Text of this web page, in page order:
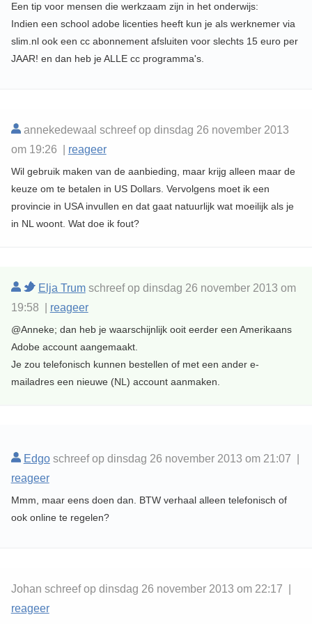
Een tip voor mensen die werkzaam zijn in het onderwijs:
Indien een school adobe licenties heeft kun je als werknemer via
slim.nl ook een cc abonnement afsluiten voor slechts 15 euro per
JAAR! en dan heb je ALLE cc programma's.
annekedewaal schreef op dinsdag 26 november 2013
om 19:26 | reageer
Wil gebruik maken van de aanbieding, maar krijg alleen maar de
keuze om te betalen in US Dollars. Vervolgens moet ik een
provincie in USA invullen en dat gaat natuurlijk wat moeilijk als je
in NL woont. Wat doe ik fout?
Elja Trumschreef op dinsdag 26 november 2013 om
19:58 | reageer
@Anneke; dan heb je waarschijnlijk ooit eerder een Amerikaans
Adobe account aangemaakt.
Je zou telefonisch kunnen bestellen of met een ander e-
mailadres een nieuwe (NL) account aanmaken.
Edgoschreef op dinsdag 26 november 2013 om 21:07 |
reageer
Mmm, maar eens doen dan. BTW verhaal alleen telefonisch of
ook online te regelen?
Johan schreef op dinsdag 26 november 2013 om 22:17 |
reageer